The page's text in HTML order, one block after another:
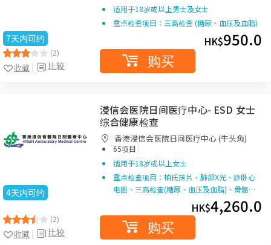
7天内可约
(2)
比较
收藏
适用于18岁或以上男士及女士
重点检查项目：三高检查 (糖尿、血压及血脂)
HK$950.0
购买
4天内可约
(2)
比较
收藏
浸信会医院日间医疗中心- ESD 女士
综合健康检查
香港浸信会医院日间医疗中心 (牛头角)
65项目 |
适用于18岁或以上女士
重点检查项目：柏氏抹片、肺部X光、静卧心
电图、三高检查(糖尿、血压及血脂)、骨骼…
HK$4,260.0
购买